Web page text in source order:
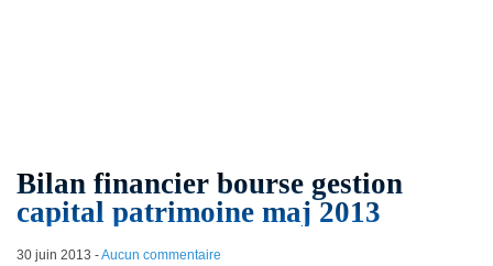
Bilan financier bourse gestion
capital patrimoine maj 2013
30 juin 2013 -Aucun commentaire